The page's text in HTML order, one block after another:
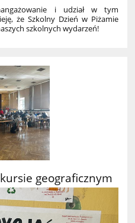
i udział w tym
że Szkolny Dzień w Piżamie
szkolnych wydarzeń!
geograficznym